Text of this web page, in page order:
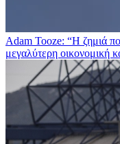
Adam Tooze: “Η ζημιά
μεγαλύτερη οικονομική